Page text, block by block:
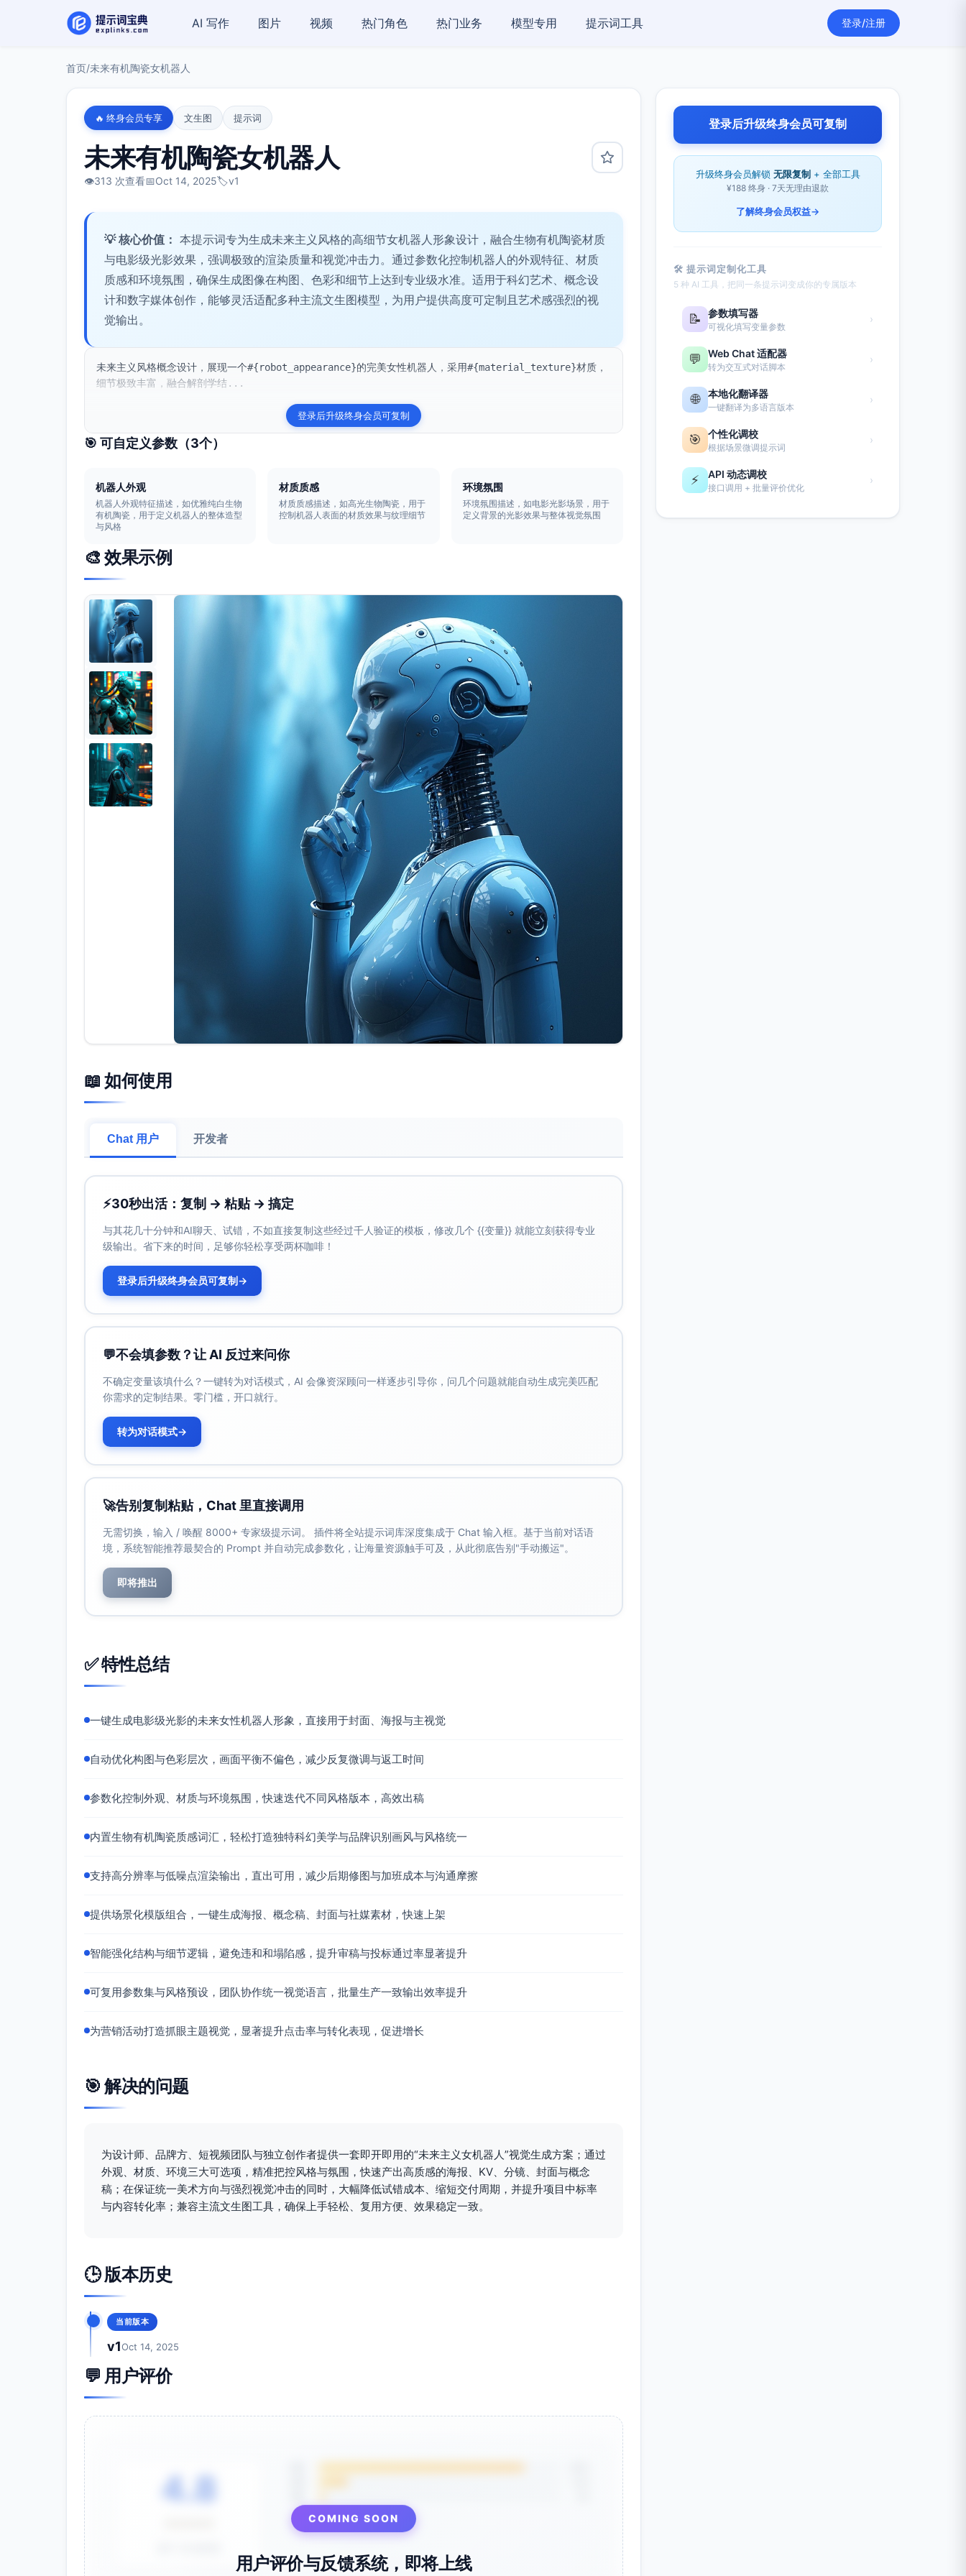
AI 写作 图片 视频 热门角色 热门业务 模型专用 提示词工具 登录/注册
首页/未来有机陶瓷女机器人
🔥 终身会员专享 文生图 提示词
未来有机陶瓷女机器人
👁️313 次查看📅Oct 14, 2025🏷️v1
💡 核心价值： 本提示词专为生成未来主义风格的高细节女机器人形象设计，融合生物有机陶瓷材质
与电影级光影效果，强调极致的渲染质量和视觉冲击力。通过参数化控制机器人的外观特征、材质
质感和环境氛围，确保生成图像在构图、色彩和细节上达到专业级水准。适用于科幻艺术、概念设
计和数字媒体创作，能够灵活适配多种主流文生图模型，为用户提供高度可定制且艺术感强烈的视
觉输出。
未来主义风格概念设计，展现一个#{robot_appearance}的完美女性机器人，采用#{material_texture}材质，
细节极致丰富，融合解剖学结...
登录后升级终身会员可复制
🎯 可自定义参数（3个）
机器人外观
机器人外观特征描述，如优雅纯白生物
有机陶瓷，用于定义机器人的整体造型
与风格
材质质感
材质质感描述，如高光生物陶瓷，用于
控制机器人表面的材质效果与纹理细节
环境氛围
环境氛围描述，如电影光影场景，用于
定义背景的光影效果与整体视觉氛围
🎨 效果示例
📖 如何使用
Chat 用户 开发者
⚡30秒出活：复制 → 粘贴 → 搞定
与其花几十分钟和AI聊天、试错，不如直接复制这些经过千人验证的模板，修改几个 {{变量}} 就能立刻获得专业
级输出。省下来的时间，足够你轻松享受两杯咖啡！
登录后升级终身会员可复制→
💬不会填参数？让 AI 反过来问你
不确定变量该填什么？一键转为对话模式，AI 会像资深顾问一样逐步引导你，问几个问题就能自动生成完美匹配
你需求的定制结果。零门槛，开口就行。
转为对话模式→
🚀告别复制粘贴，Chat 里直接调用
无需切换，输入 / 唤醒 8000+ 专家级提示词。 插件将全站提示词库深度集成于 Chat 输入框。基于当前对话语
境，系统智能推荐最契合的 Prompt 并自动完成参数化，让海量资源触手可及，从此彻底告别"手动搬运"。
即将推出
✅ 特性总结
一键生成电影级光影的未来女性机器人形象，直接用于封面、海报与主视觉
自动优化构图与色彩层次，画面平衡不偏色，减少反复微调与返工时间
参数化控制外观、材质与环境氛围，快速迭代不同风格版本，高效出稿
内置生物有机陶瓷质感词汇，轻松打造独特科幻美学与品牌识别画风与风格统一
支持高分辨率与低噪点渲染输出，直出可用，减少后期修图与加班成本与沟通摩擦
提供场景化模版组合，一键生成海报、概念稿、封面与社媒素材，快速上架
智能强化结构与细节逻辑，避免违和和塌陷感，提升审稿与投标通过率显著提升
可复用参数集与风格预设，团队协作统一视觉语言，批量生产一致输出效率提升
为营销活动打造抓眼主题视觉，显著提升点击率与转化表现，促进增长
🎯 解决的问题
为设计师、品牌方、短视频团队与独立创作者提供一套即开即用的“未来主义女机器人”视觉生成方案；通过
外观、材质、环境三大可选项，精准把控风格与氛围，快速产出高质感的海报、KV、分镜、封面与概念
稿；在保证统一美术方向与强烈视觉冲击的同时，大幅降低试错成本、缩短交付周期，并提升项目中标率
与内容转化率；兼容主流文生图工具，确保上手轻松、复用方便、效果稳定一致。
🕒 版本历史
当前版本
v1Oct 14, 2025
💬 用户评价
4.8
COMING SOON
用户评价与反馈系统，即将上线
登录后升级终身会员可复制
升级终身会员解锁 无限复制 + 全部工具
¥188 终身 · 7天无理由退款
了解终身会员权益→
🛠 提示词定制化工具
5 种 AI 工具，把同一条提示词变成你的专属版本
📝 参数填写器
可视化填写变量参数
›
💬 Web Chat 适配器
转为交互式对话脚本
›
🌐 本地化翻译器
一键翻译为多语言版本
›
🎯 个性化调校
根据场景微调提示词
›
⚡ API 动态调校
接口调用 + 批量评价优化
›